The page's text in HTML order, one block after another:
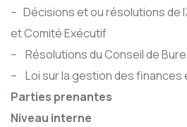
– Décisions et ou résolutions de
et Comité Exécutif
– Résolutions du Conseil de
– Loi sur la gestion des finances
Parties prenantes
Niveau interne